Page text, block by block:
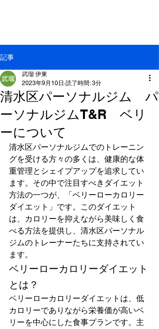
記事
清水区パーソナルジム パ
ーソナルジムT&R ベリ
ーについて
武瑠 伊東
2023年9月10日 読了時間: 3分
清水区パーソナルジムでのトレーニン
グを受ける方々の多くは、健康的な体
重管理とシェイプアップを追求してい
ます。その中で注目すべきダイエット
方法の一つが、「ベリーローカロリー
ダイエット」です。このダイエット
は、カロリーを抑えながら美味しく食
べる方法を提供し、清水区パーソナル
ジムのトレーナーたちに支持されてい
ます。
ベリーローカロリーダイエット
とは？
ベリーローカロリーダイエットは、低
カロリーでありながら栄養価が高いベ
リーを中心にした食事プランです。主